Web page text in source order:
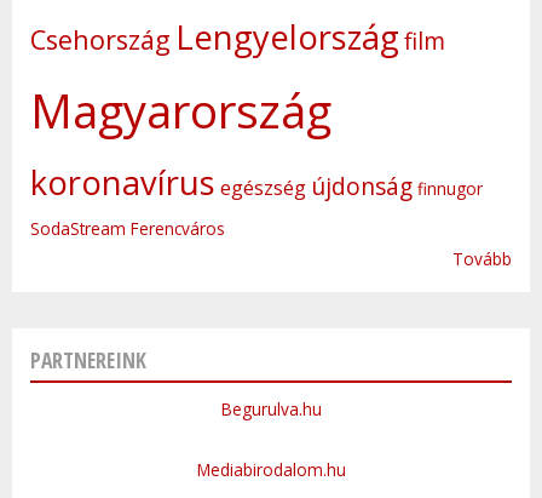
Csehország Lengyelországfilm
Magyarország
koronavírus egészség újdonság finnugor
SodaStream Ferencváros
Tovább
PARTNEREINK
Begurulva.hu
Mediabirodalom.hu